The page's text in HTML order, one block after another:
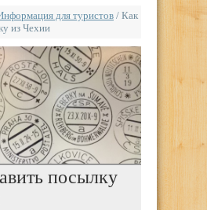
для туристов/ Как
из Чехии
посылку